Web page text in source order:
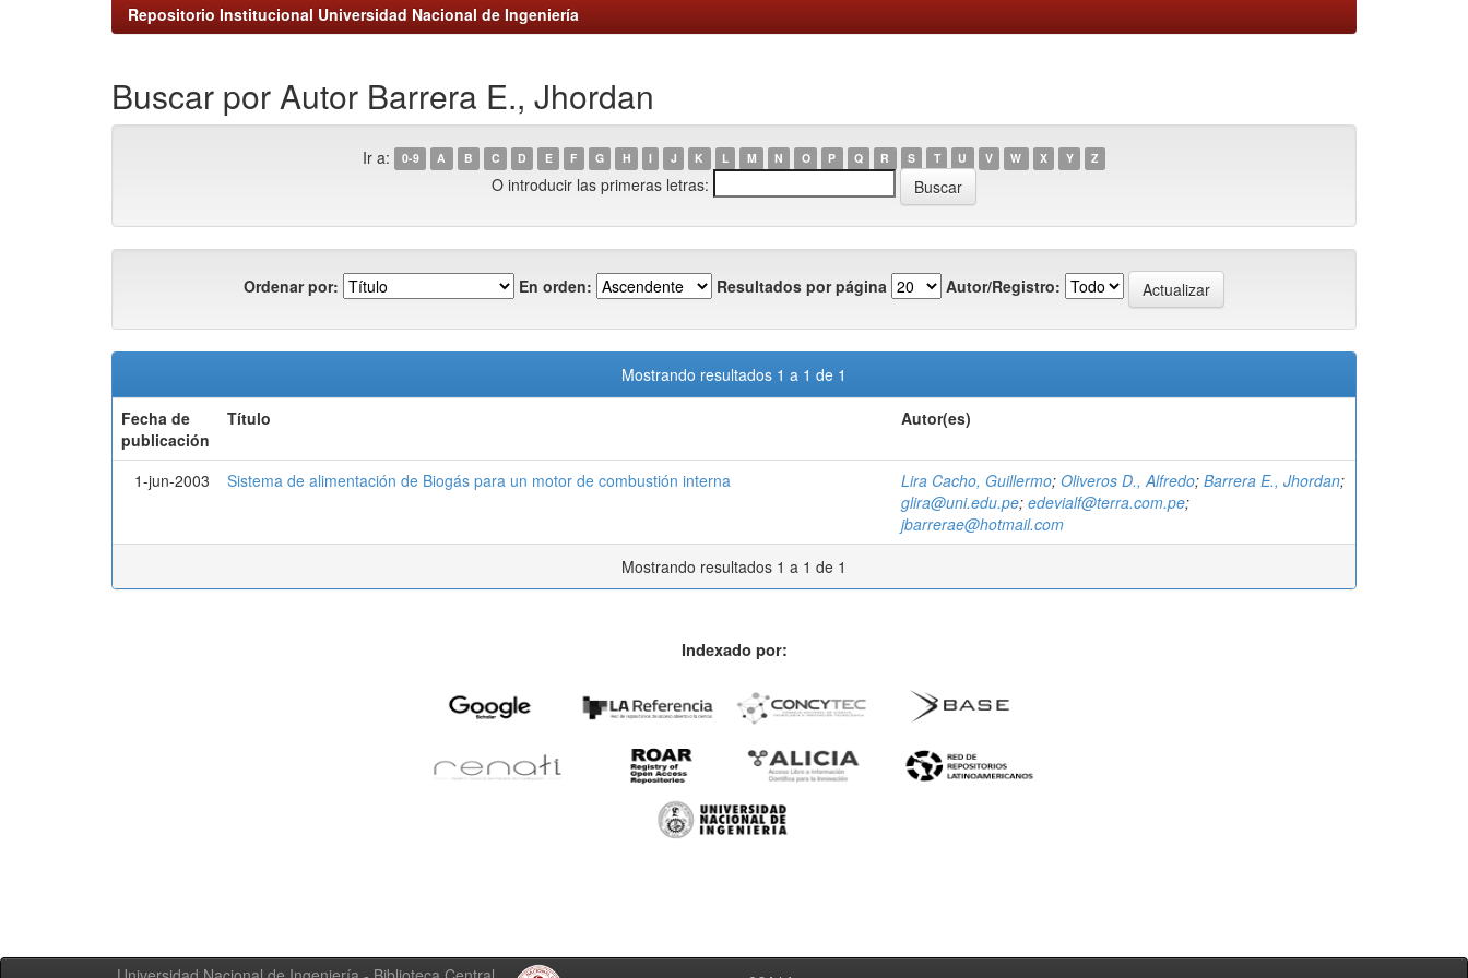
Repositorio Institucional Universidad Nacional de Ingeniería
Buscar por Autor Barrera E., Jhordan
Ir a: 0-9 A B C D E F G H I J K L M N O P Q R S T U V W X Y Z
O introducir las primeras letras:
Ordenar por: En orden: Resultados por página Autor/Registro:
Mostrando resultados 1 a 1 de 1
Fecha de
publicación
Título Autor(es)
1-jun-2003 Sistema de alimentación de Biogás para un motor de combustión interna Lira Cacho, Guillermo; Oliveros D., Alfredo; Barrera E., Jhordan;
glira@uni.edu.pe; edevialf@terra.com.pe;
jbarrerae@hotmail.com
Mostrando resultados 1 a 1 de 1
Indexado por: